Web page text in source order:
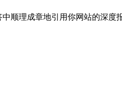
顺理成章地引用你网站的深度